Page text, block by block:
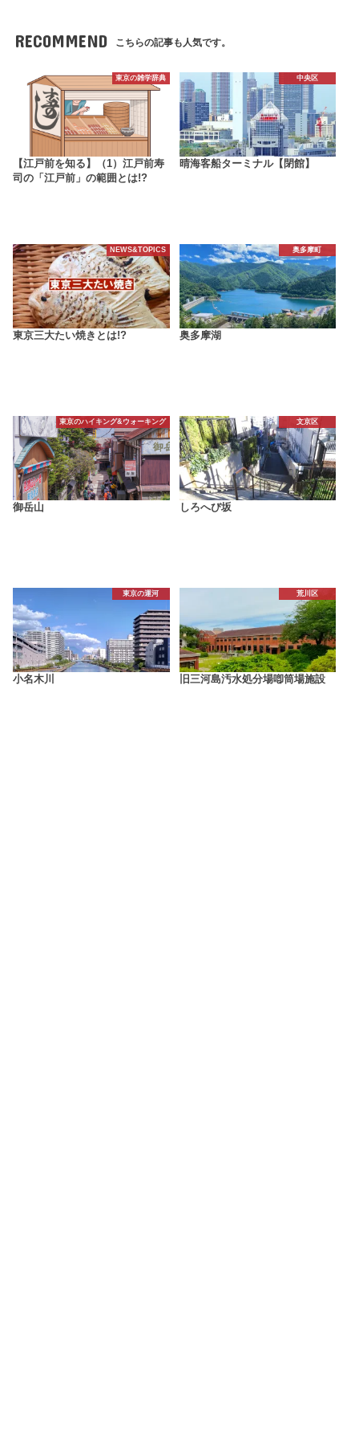
RECOMMEND こちらの記事も人気です。
東京の雑学辞典
【江戸前を知る】（1）江戸前寿
司の「江戸前」の範囲とは!?
中央区
晴海客船ターミナル【閉館】
NEWS&TOPICS
東京三大たい焼きとは!?
奥多摩町
奥多摩湖
東京のハイキング&ウォーキング
御岳山
文京区
しろへび坂
東京の運河
小名木川
荒川区
旧三河島汚水処分場喞筒場施設